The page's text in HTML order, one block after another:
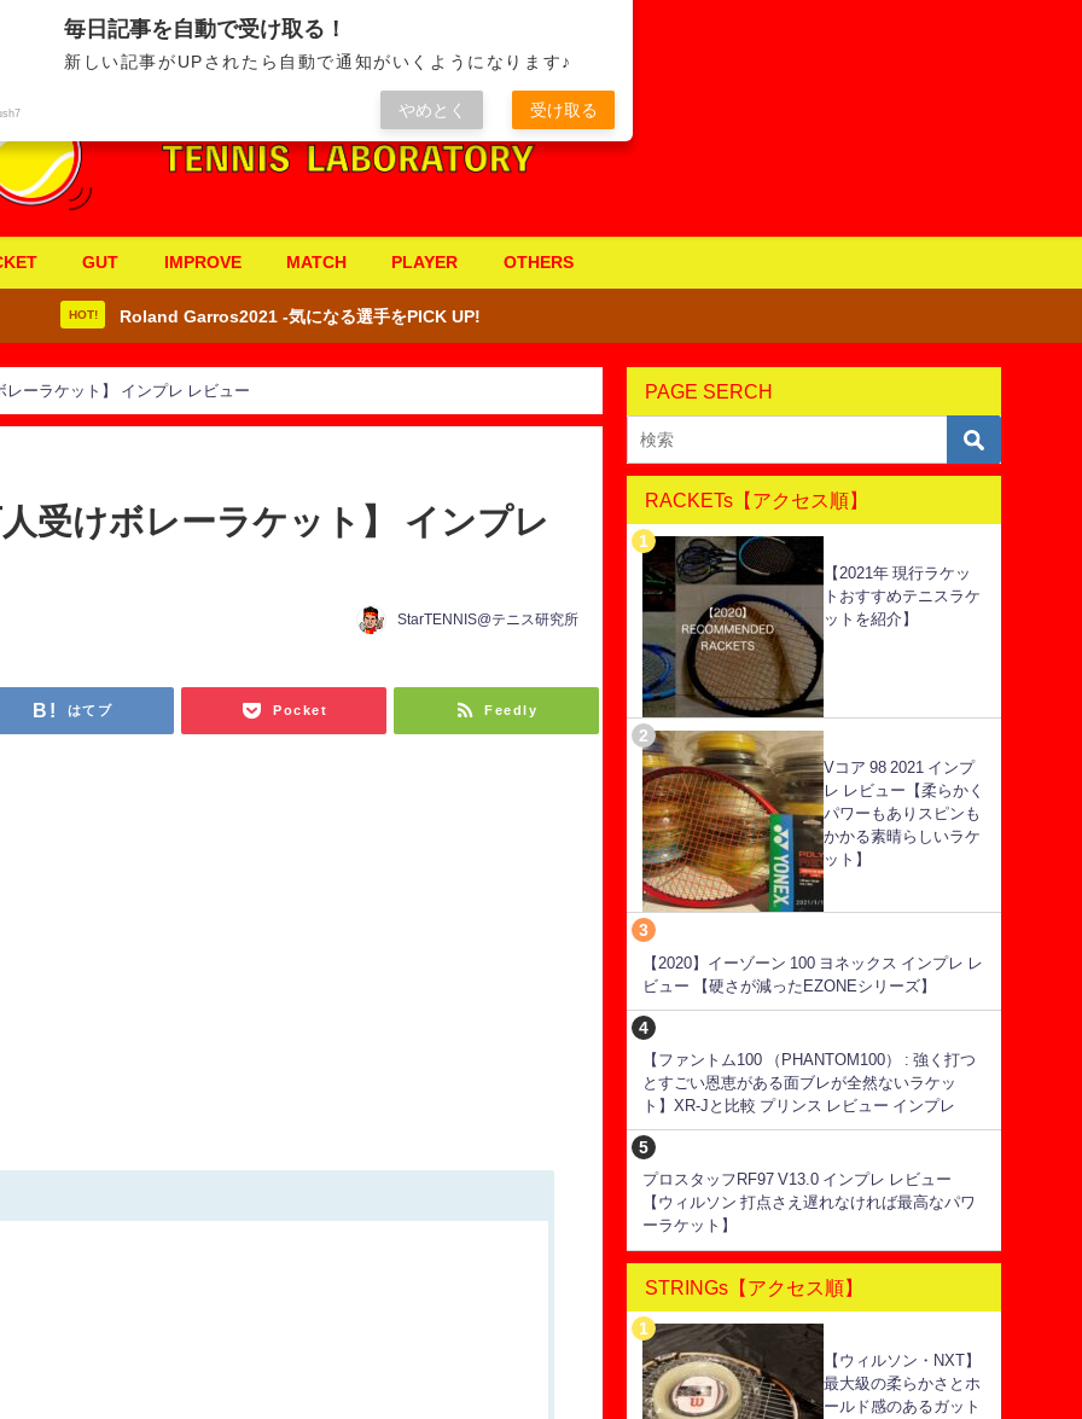
GUT IMPROVE MATCH PLAYER OTHERS
HOT! Roland Garros2021 -気になる選手をPICK UP!
レーラケット】 インプレ レビュー
受けボレーラケット】 インプレ
StarTENNIS@テニス研究所
はてブ Pocket Feedly
PAGE SERCH
RACKETs【アクセス順】
【2021年 現行ラケッ
トおすすめテニスラケ
ットを紹介】
Vコア 98 2021 インプ
レ レビュー【柔らかく
パワーもありスピンも
かかる素晴らしいラケ
ット】
【2020】イーゾーン 100 ヨネックス インプレ レ
ビュー 【硬さが減ったEZONEシリーズ】
【ファントム100 （PHANTOM100） : 強く打つ
とすごい恩恵がある面ブレが全然ないラケッ
ト】XR-Jと比較 プリンス レビュー インプレ
プロスタッフRF97 V13.0 インプレ レビュー
【ウィルソン 打点さえ遅れなければ最高なパワ
ーラケット】
STRINGs【アクセス順】
【ウィルソン・NXT】
最大級の柔らかさとホ
ールド感のあるガット
毎日記事を自動で受け取る！
新しい記事がUPされたら自動で通知がいくようになります♪
やめとく 受け取る